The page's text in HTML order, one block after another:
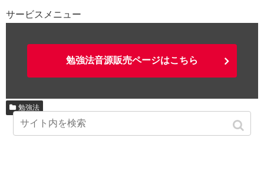
サービスメニュー
勉強法音源販売ページはこちら
勉強法